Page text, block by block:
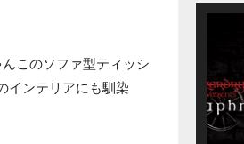
このソファ型ティッシ
インテリアにも馴染